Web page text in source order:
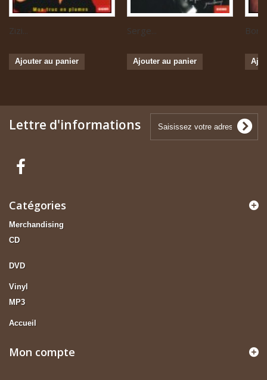
Zizi...
Ajouter au panier
Serge...
Ajouter au panier
Lettre d'informations
Catégories
Merchandising
CD
DVD
Vinyl
MP3
Accueil
Mon compte